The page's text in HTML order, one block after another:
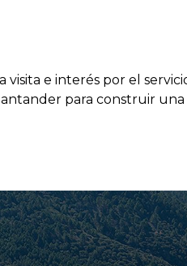
e interés por el
para construir